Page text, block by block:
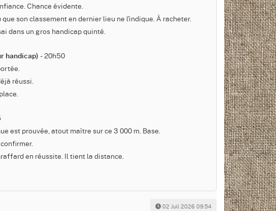
Chance évidente.
son classement en dernier lieu ne l'indique. À racheter.
dans un gros handicap quinté.
handicap) - 20h50
réussi.
est prouvée, atout maître sur ce 3 000 m. Base.
en réussite. Il tient la distance.
02 Juil 2026 09:54